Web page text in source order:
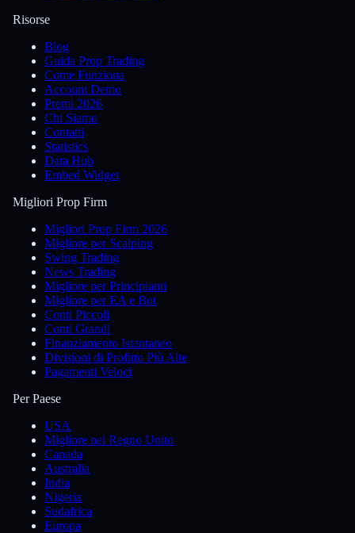
Risorse
Blog
Guida Prop Trading
Come Funziona
Account Demo
Premi 2026
Chi Siamo
Contatti
Statistics
Data Hub
Embed Widget
Migliori Prop Firm
Migliori Prop Firm 2026
Migliore per Scalping
Swing Trading
News Trading
Migliore per Principianti
Migliore per EA e Bot
Conti Piccoli
Conti Grandi
Finanziamento Istantaneo
Divisioni di Profitto Più Alte
Pagamenti Veloci
Per Paese
USA
Migliore nel Regno Unito
Canada
Australia
India
Nigeria
Sudafrica
Europa